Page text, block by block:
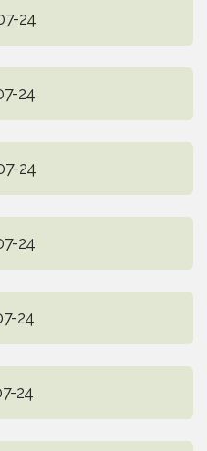
24
24
24
24
24
24